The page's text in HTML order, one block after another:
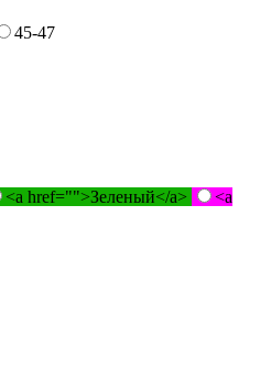
45-47
<a href="">Зеленый</a>
<a